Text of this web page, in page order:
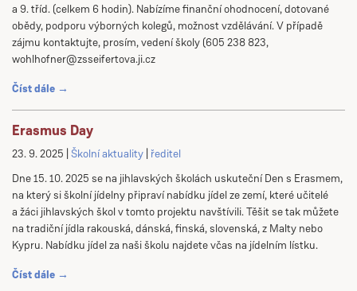
a 9. tříd. (celkem 6 hodin). Nabízíme finanční ohodnocení, dotované
obědy, podporu výborných kolegů, možnost vzdělávání. V případě
zájmu kontaktujte, prosím, vedení školy (605 238 823,
wohlhofner@zsseifertova.ji.cz
Číst dále →
Erasmus Day
23. 9. 2025 Školní aktuality ředitel
Dne 15. 10. 2025 se na jihlavských školách uskuteční Den s Erasmem,
na který si školní jídelny připraví nabídku jídel ze zemí, které učitelé
a žáci jihlavských škol v tomto projektu navštívili. Těšit se tak můžete
na tradiční jídla rakouská, dánská, finská, slovenská, z Malty nebo
Kypru. Nabídku jídel za naši školu najdete včas na jídelním lístku.
Číst dále →